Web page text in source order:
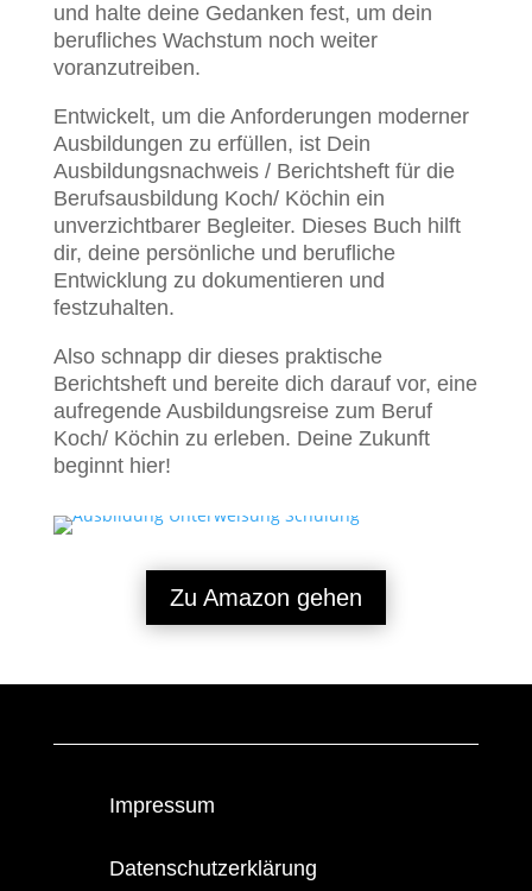
und halte deine Gedanken fest, um dein
berufliches Wachstum noch weiter
voranzutreiben.
Entwickelt, um die Anforderungen moderner
Ausbildungen zu erfüllen, ist Dein
Ausbildungsnachweis / Berichtsheft für die
Berufsausbildung Koch/ Köchin ein
unverzichtbarer Begleiter. Dieses Buch hilft
dir, deine persönliche und berufliche
Entwicklung zu dokumentieren und
festzuhalten.
Also schnapp dir dieses praktische
Berichtsheft und bereite dich darauf vor, eine
aufregende Ausbildungsreise zum Beruf
Koch/ Köchin zu erleben. Deine Zukunft
beginnt hier!
Zu Amazon gehen
Impressum
Datenschutzerklärung